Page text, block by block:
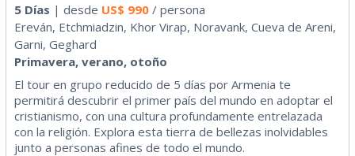
5 Días | desde US$ 990 / persona
Ereván, Etchmiadzin, Khor Virap, Noravank, Cueva de Areni,
Garni, Geghard
Primavera, verano, otoño
El tour en grupo reducido de 5 días por Armenia te
permitirá descubrir el primer país del mundo en adoptar el
cristianismo, con una cultura profundamente entrelazada
con la religión. Explora esta tierra de bellezas inolvidables
junto a personas afines de todo el mundo.